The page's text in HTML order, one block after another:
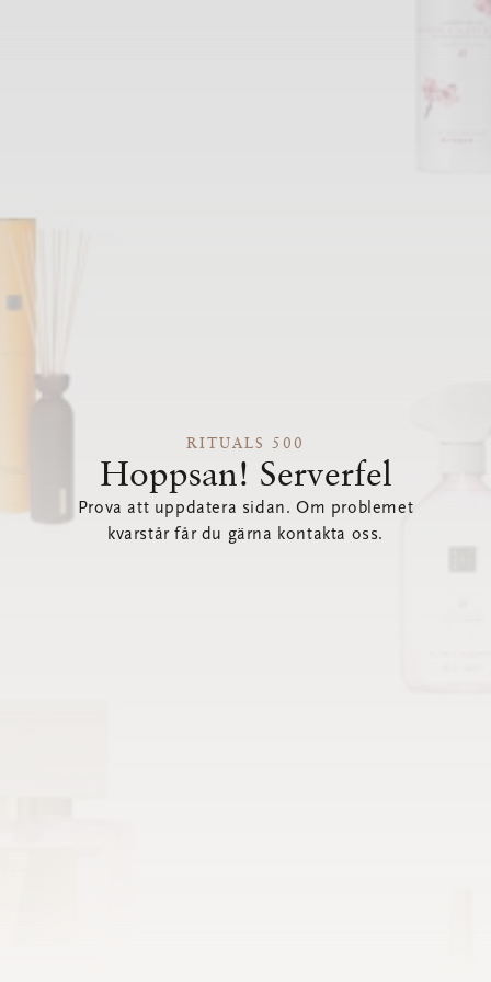
RITUALS 500
Hoppsan! Serverfel
Prova att uppdatera sidan. Om problemet
kvarstår får du gärna kontakta oss.